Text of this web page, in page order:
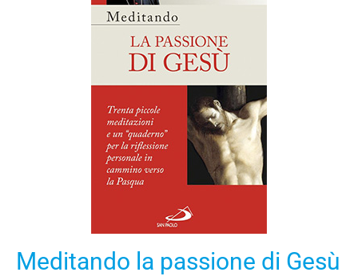
Meditando la passione di Gesù